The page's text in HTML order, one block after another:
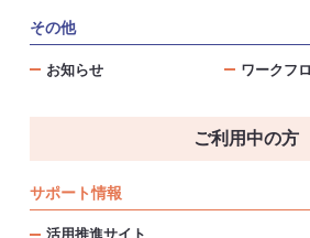
その他
お知らせ ワークフ
ご利用中の方
サポート情報
活用推進サイト